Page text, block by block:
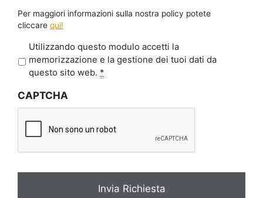
Per maggiori informazioni sulla nostra policy potete
cliccare qui!
r
a
c
*
Utilizzando questo modulo accetti la
memorizzazione e la gestione dei tuoi dati da
questo sito web. *
CAPTCHA